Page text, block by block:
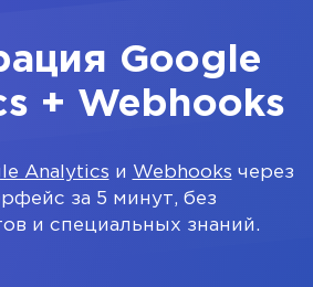
Google
+ Webhooks
Analytics и Webhooks через
за 5 минут, без
и специальных знаний.